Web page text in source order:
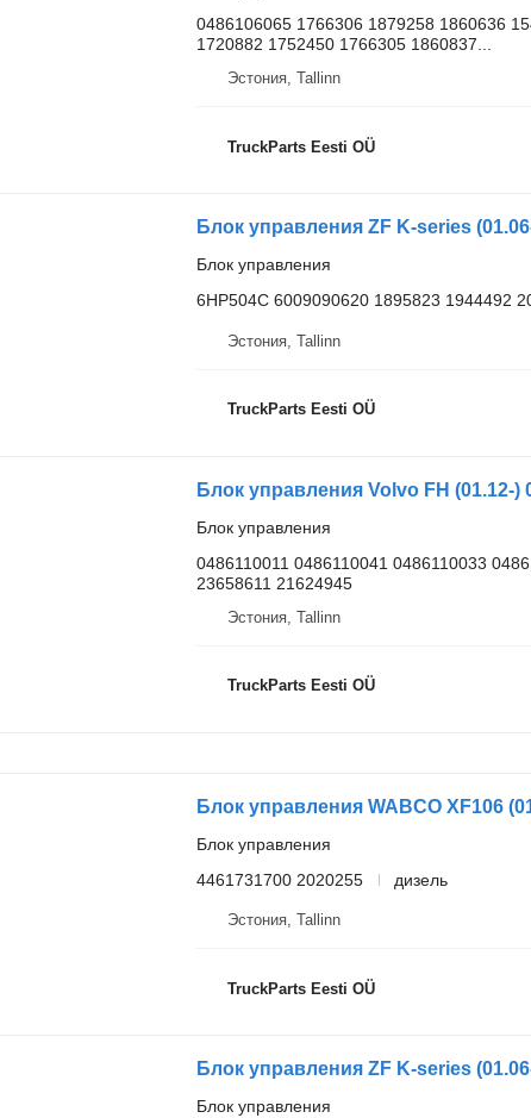
0486106065 1766306 1879258 1860636
1720882 1752450 1766305 1860837...
Эстония, Tallinn
TruckParts Eesti OÜ
Блок управления
6HP504C 6009090620 1895823 1944492
Эстония, Tallinn
TruckParts Eesti OÜ
Блок управления
0486110011 0486110041 0486110033
23658611 21624945
Эстония, Tallinn
TruckParts Eesti OÜ
Блок управления WABCO XF106
Блок управления
4461731700 2020255
дизель
Эстония, Tallinn
TruckParts Eesti OÜ
Блок управления